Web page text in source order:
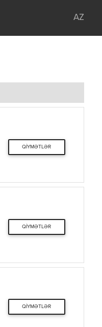
AZ
QIYMƏTLƏR
QIYMƏTLƏR
QIYMƏTLƏR